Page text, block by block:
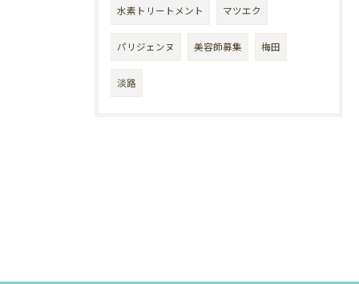
水素トリートメント マツエク
パリジェンヌ 美容師募集 梅田
淡路